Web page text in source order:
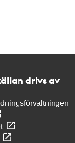
drivs av